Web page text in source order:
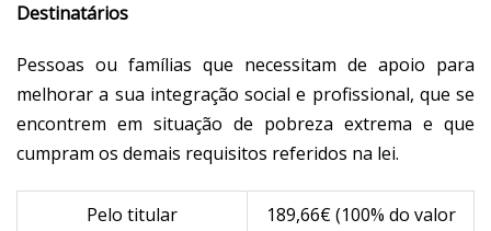
Destinatários
Pessoas ou famílias que necessitam de apoio para
melhorar a sua integração social e profissional, que se
encontrem em situação de pobreza extrema e que
cumpram os demais requisitos referidos na lei.
Pelo titular
189,66€ (100% do valor